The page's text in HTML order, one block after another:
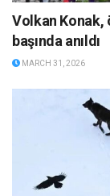
Volkan Konak,
başında anıldı
MARCH 31, 2026